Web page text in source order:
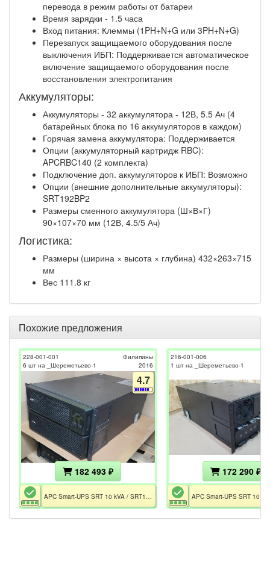
перевода в режим работы от батареи
Время зарядки - 1.5 часа
Вход питания: Клеммы (1PH+N+G или 3PH+N+G)
Перезапуск защищаемого оборудования после
выключения ИБП: Поддерживается автоматическое
включение защищаемого оборудования после
восстановления электропитания
Аккумуляторы:
Аккумуляторы - 32 аккумулятора - 12В, 5.5 Ач (4
батарейных блока по 16 аккумуляторов в каждом)
Горячая замена аккумулятора: Поддерживается
Опции (аккумуляторный картридж RBC):
APCRBC140 (2 комплекта)
Подключение доп. аккумуляторов к ИБП: Возможно
Опции (внешние дополнительные аккумуляторы):
SRT192BP2
Размеры сменного аккумулятора (Ш×В×Г)
90×107×70 мм (12В, 4.5/5 Ач)
Логистика:
Размеры (ширина × высота × глубина) 432×263×715
мм
Вес 111.8 кг
Похожие предложения
228-001-001
6 шт на _Шереметьево-1
Филипины
2016
4.7
182 493 ₽
APC Smart-UPS SRT 10 kVA / SRT10KRMXLI / 4×0M-186336 (RBC140 / RBC44)
216-001-006
1 шт на _Шереметьево-1
172 290 ₽